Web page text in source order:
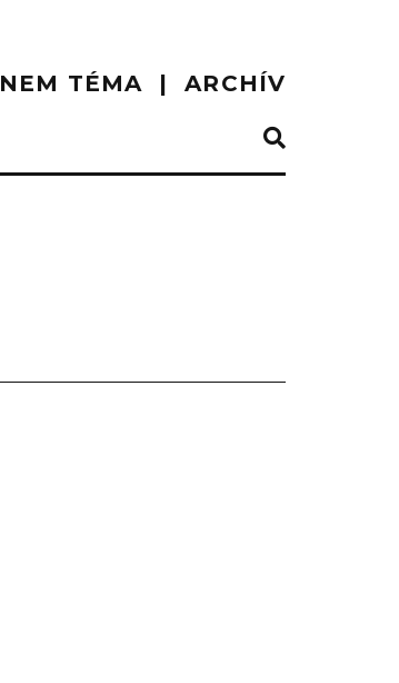
NEM TÉMA ARCHÍV